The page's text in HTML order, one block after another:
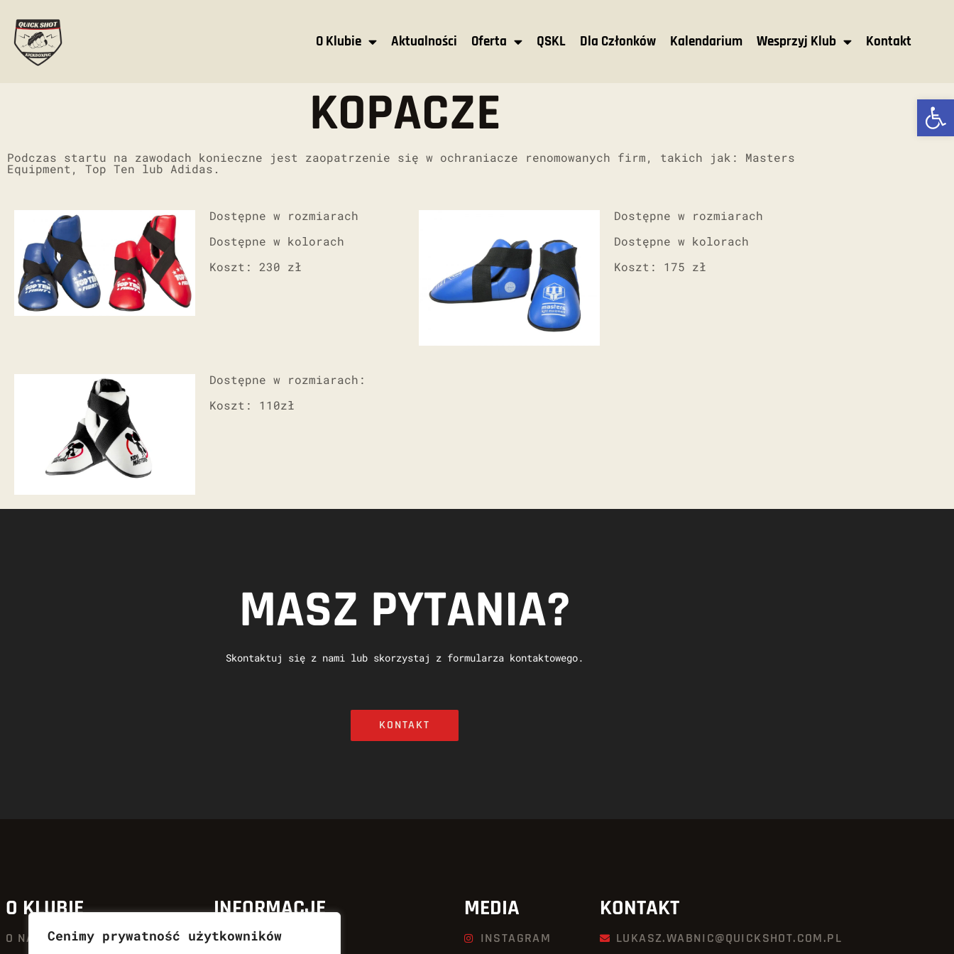
Cenimy prywatność użytkowników
O Klubie Aktualności Oferta QSKL Dla Członków Kalendarium Wesprzyj Klub Kontakt
KOPACZE
Podczas startu na zawodach konieczne jest zaopatrzenie się w ochraniacze renomowanych firm, takich jak: Masters
Equipment, Top Ten lub Adidas.
Dostępne w rozmiarach
Dostępne w kolorach
Koszt: 230 zł
Dostępne w rozmiarach
Dostępne w kolorach
Koszt: 175 zł
Dostępne w rozmiarach:
Koszt: 110zł
MASZ PYTANIA?
Skontaktuj się z nami lub skorzystaj z formularza kontaktowego.
KONTAKT
O KLUBIE
O NAS
INFORMACJE
AKTUALNOŚCI
MEDIA
INSTAGRAM
KONTAKT
LUKASZ.WABNIC@QUICKSHOT.COM.PL